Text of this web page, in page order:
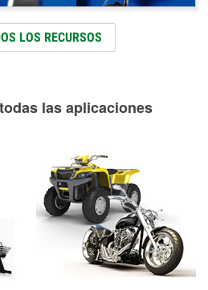
LOS RECURSOS
las aplicaciones